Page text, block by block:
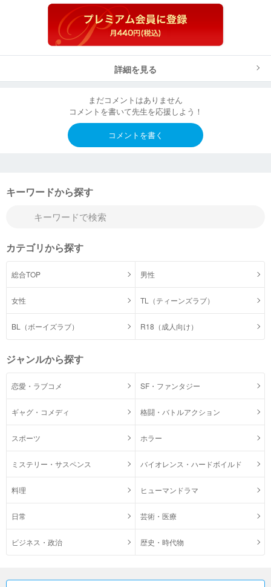
詳細を見る
まだコメントはありません
コメントを書いて先生を応援しよう！
コメントを書く
キーワードから探す
カテゴリから探す
総合TOP 男性
女性 TL（ティーンズラブ）
BL（ボーイズラブ） R18（成人向け）
ジャンルから探す
恋愛・ラブコメ SF・ファンタジー
ギャグ・コメディ 格闘・バトルアクション
スポーツ ホラー
ミステリー・サスペンス バイオレンス・ハードボイルド
料理 ヒューマンドラマ
日常 芸術・医療
ビジネス・政治 歴史・時代物